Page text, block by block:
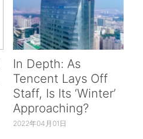
In Depth: As
Tencent Lays Off
Staff, Is Its ‘Winter’
Approaching?
2022年04月01日